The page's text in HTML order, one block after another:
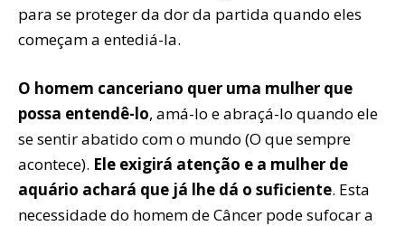
para se proteger da dor da partida quando eles
começam a entediá-la.
O homem canceriano quer uma mulher que
possa entendê-lo, amá-lo e abraçá-lo quando ele
se sentir abatido com o mundo (O que sempre
acontece). Ele exigirá atenção e a mulher de
aquário achará que já lhe dá o suficiente. Esta
necessidade do homem de Câncer pode sufocar a